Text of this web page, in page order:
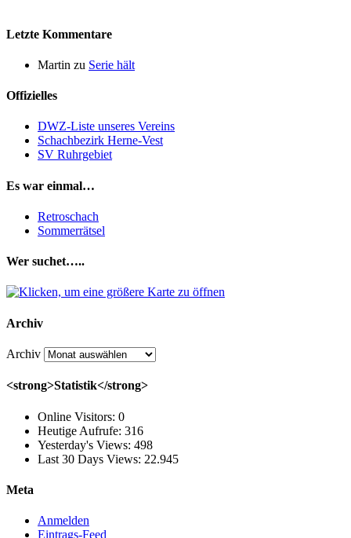
Letzte Kommentare
Martin zu Serie hält
Offizielles
DWZ-Liste unseres Vereins
Schachbezirk Herne-Vest
SV Ruhrgebiet
Es war einmal…
Retroschach
Sommerrätsel
Wer suchet…..
Archiv
Archiv
<strong>Statistik</strong>
Online Visitors: 0
Heutige Aufrufe: 316
Yesterday's Views: 498
Last 30 Days Views: 22.945
Meta
Anmelden
Eintrags-Feed